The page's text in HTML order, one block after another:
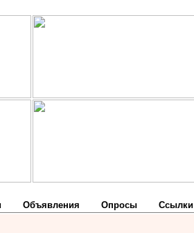
Объявления Опросы Ссылки